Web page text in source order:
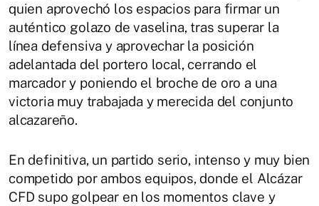
quien aprovechó los espacios para firmar un
auténtico golazo de vaselina, tras superar la
línea defensiva y aprovechar la posición
adelantada del portero local, cerrando el
marcador y poniendo el broche de oro a una
victoria muy trabajada y merecida del conjunto
alcazareño.
En definitiva, un partido serio, intenso y muy bien
competido por ambos equipos, donde el Alcázar
CFD supo golpear en los momentos clave y